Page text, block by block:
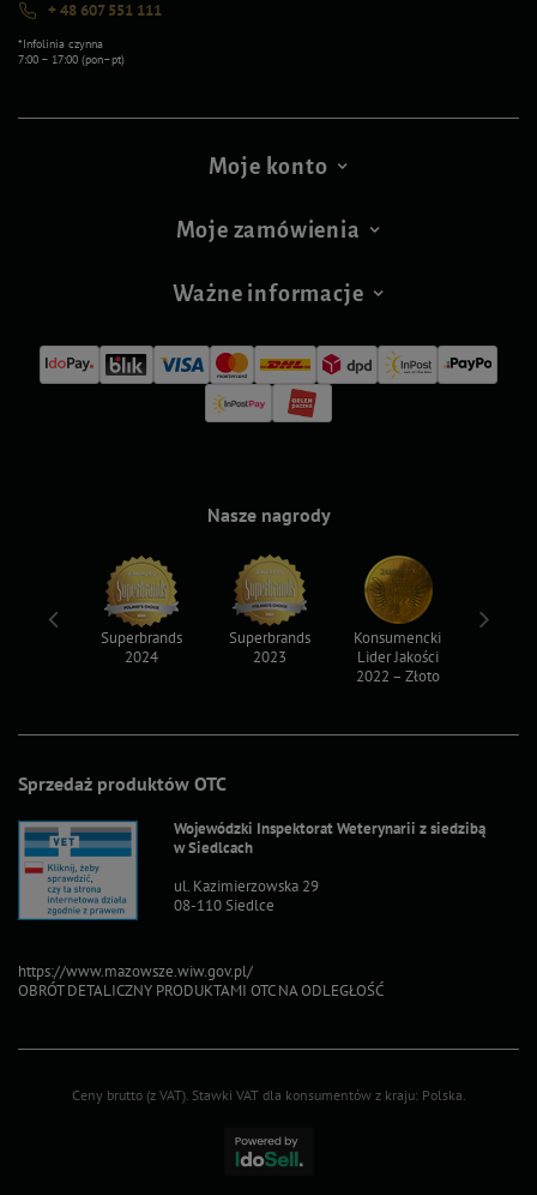
+ 48 607 551 111
*Infolinia czynna
7:00 – 17:00 (pon–pt)
Moje konto
Moje zamówienia
Ważne informacje
Sprzedaż produktów OTC
Wojewódzki Inspektorat Weterynarii z siedzibą
w Siedlcach
ul. Kazimierzowska 29
08-110 Siedlce
https://www.mazowsze.wiw.gov.pl/
OBRÓT DETALICZNY PRODUKTAMI OTC NA ODLEGŁOŚĆ
Nasze nagrody
Superbrands
2024
Superbrands
2023
Konsumencki
Lider Jakości
2022 – Złoto
Ceny brutto (z VAT). Stawki VAT dla konsumentów z kraju: Polska.